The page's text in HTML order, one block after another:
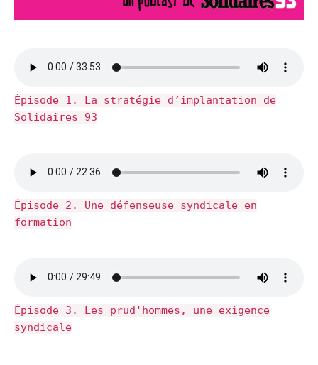
Épisode 1. La stratégie d’implantation de
Solidaires 93
Épisode 2. Une défenseuse syndicale en
formation
Épisode 3. Les prud'hommes, une exigence
syndicale